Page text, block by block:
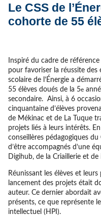
Le CSS de
cohorte de 55
Inspiré du cadre de
pour favoriser la réussite des
scolaire de l’Énergie a
55 élèves doués de la 5e
secondaire. Ainsi, à 6
cinquantaine d’élèves
de Mékinac et de La Tuque
projets liés à leurs intérêts.
conseillères pédagogiques du
d’être accompagnés d’une
Digihub, de la Criaillerie et
Réunissant les élèves et
lancement des projets était
auteur. Ce dernier abordait
présents, ce que représente
intellectuel (HPI).